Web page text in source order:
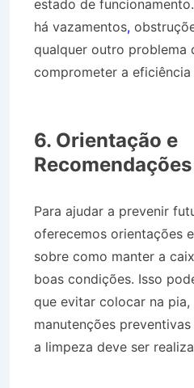
estado de
há vazamentos,
qualquer outro problema
comprometer a eficiência
6. Orientação e
Recomendações
Para ajudar a prevenir
oferecemos orientações
sobre como manter a
boas condições. Isso
que evitar colocar na
manutenções
a limpeza deve ser